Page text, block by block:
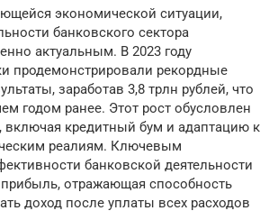
экономической ситуации,
банковского сектора
актуальным. В 2023 году
продемонстрировали рекордные
заработав 3,8 трлн рублей, что
годом ранее. Этот рост обусловлен
включая кредитный бум и адаптацию к
реалиям. Ключевым
банковской деятельности
прибыль, отражающая способность
доход после уплаты всех расходов